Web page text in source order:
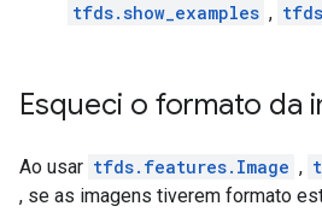
tfds.show_examples ,
Esqueci o formato da
Ao usar tfds.features.Image ,
, se as imagens tiverem formato